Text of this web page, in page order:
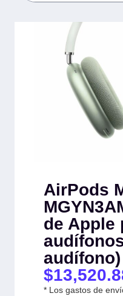
AirPods
de Apple
$
* Los gastos de